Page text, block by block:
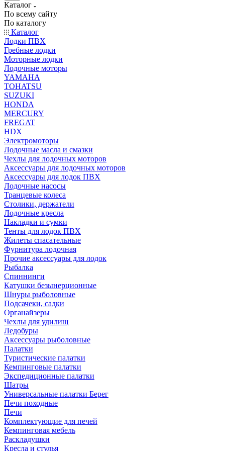
Каталог
По всему сайту
По каталогу
Каталог
Лодки ПВХ
Гребные лодки
Моторные лодки
Лодочные моторы
YAMAHA
TOHATSU
SUZUKI
HONDA
MERCURY
FREGAT
HDX
Электромоторы
Лодочные масла и смазки
Чехлы для лодочных моторов
Аксессуары для лодочных моторов
Аксессуары для лодок ПВХ
Лодочные насосы
Транцевые колеса
Столики, держатели
Лодочные кресла
Накладки и сумки
Тенты для лодок ПВХ
Жилеты спасательные
Фурнитура лодочная
Прочие аксессуары для лодок
Рыбалка
Спиннинги
Катушки безынерционные
Шнуры рыболовные
Подсачеки, садки
Органайзеры
Чехлы для удилищ
Ледобуры
Аксессуары рыболовные
Палатки
Туристические палатки
Кемпинговые палатки
Экспедиционные палатки
Шатры
Универсальные палатки Берег
Печи походные
Печи
Комплектующие для печей
Кемпинговая мебель
Раскладушки
Кресла и стулья